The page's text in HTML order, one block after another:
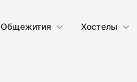
Общежития Хостелы